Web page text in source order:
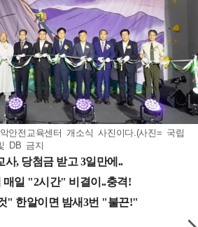
안전교육센터 개소식 사진이다.(사진= 국립
DB 금지